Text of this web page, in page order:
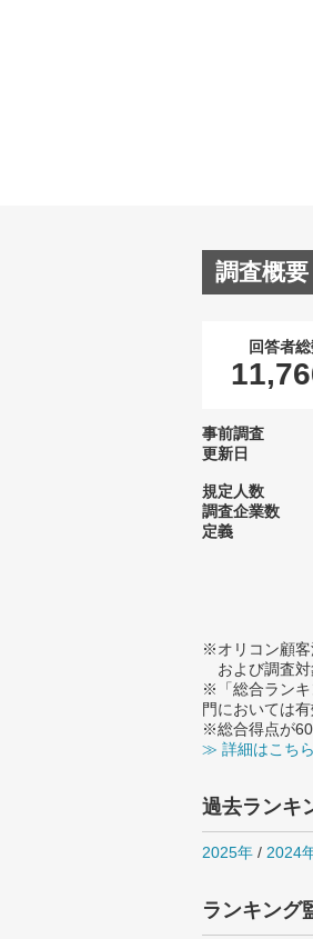
調査概要
回答者
事前調査
更新日
規定人数
調査企業数
定義
※オリコン顧客
および調査対
※「総合ランキ
門においては
※総合得点が
≫ 詳細はこちら
過去ランキ
2025年 / 2024
ランキング